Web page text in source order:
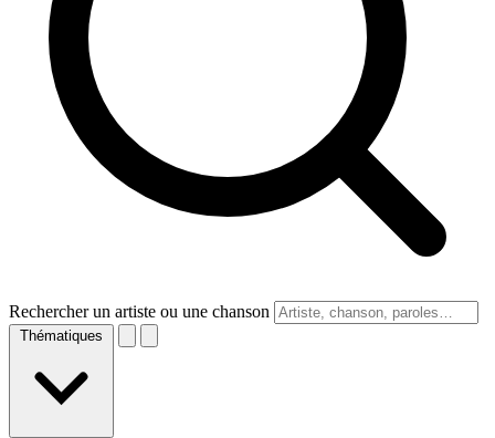
Rechercher un artiste ou une chanson
Thématiques